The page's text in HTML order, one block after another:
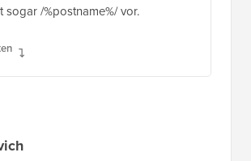
sogar /%postname%/ vor.